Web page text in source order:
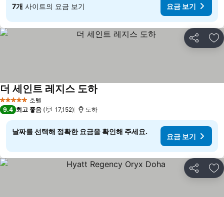
7개 사이트의 요금 보기 요금 보기
공유 즐
5 성급 호텔
더 세인트 레지스 도하
9.4 최고 좋음 17,152 도하
날짜를 선택해 정확한 요금을 확인해 주세요.
요금 보기
공유 즐